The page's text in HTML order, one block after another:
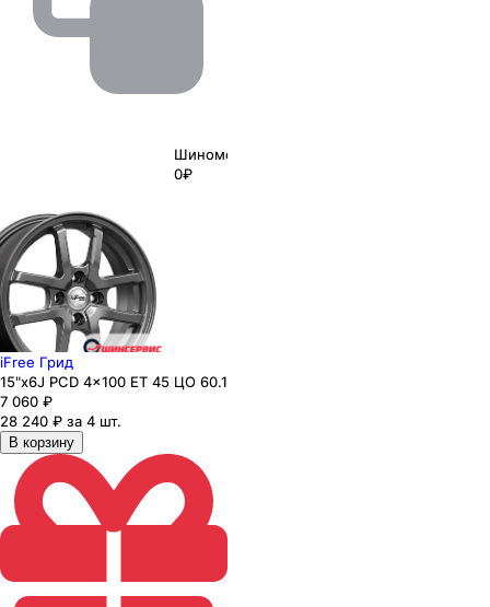
Шиномонтаж
0₽
iFree Грид
15"x6J PCD 4x100 ЕТ 45 ЦО 60.1
7 060 ₽
28 240 ₽ за 4 шт.
В корзину